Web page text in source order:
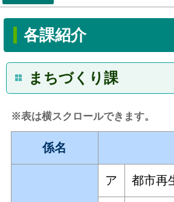
各課紹介
まちづくり課
※表は横スクロールできます。
係名
ア 都市再